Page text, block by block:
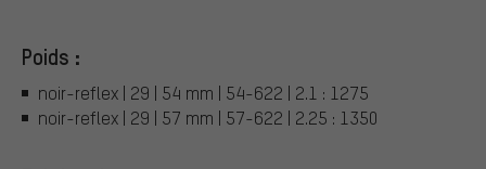
Poids :
noir-reflex | 29 | 54 mm | 54-622 | 2.1 : 1275
noir-reflex | 29 | 57 mm | 57-622 | 2.25 : 1350